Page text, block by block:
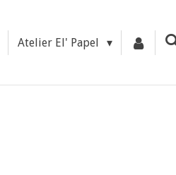
Atelier El' Papel